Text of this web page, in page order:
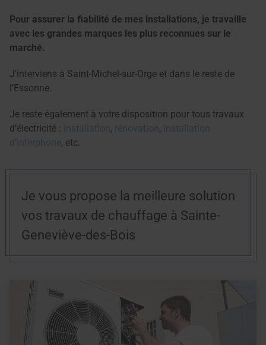
Pour assurer la fiabilité de mes installations, je travaille
avec les grandes marques les plus reconnues sur le
marché.
J’interviens à Saint-Michel-sur-Orge et dans le reste de
l’Essonne.
Je reste également à votre disposition pour tous travaux
d’électricité : installation, rénovation, installation
d’interphone, etc.
Je vous propose la meilleure solution
vos travaux de chauffage à Sainte-
Geneviève-des-Bois